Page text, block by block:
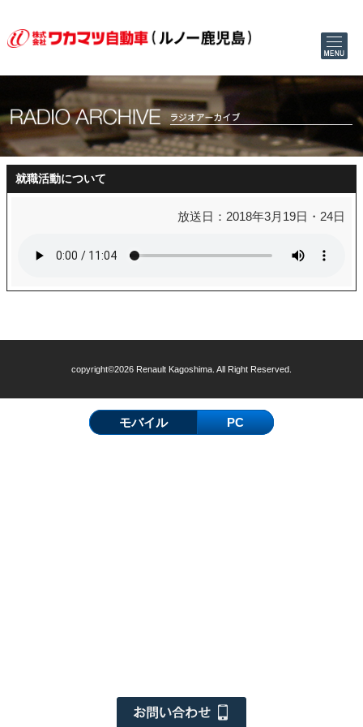
就職活動について
放送日：2018年3月19日・24日
copyright©2026 Renault Kagoshima. All Right Reserved.
モバイル PC